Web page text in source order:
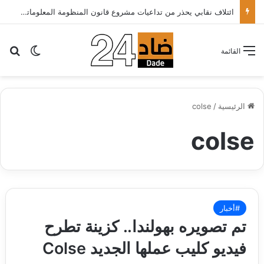
ائتلاف نقابي يحذر من تداعيات مشروع قانون المنظومة المعلوماتية الصحية ويدعو الحكومة إلى إعادة النظر فيه..
الوضع القائمة
الرئيسية /
colse
colse
#أخبار
تم تصويره بهولندا.. كزينة تطرح
فيديو كليب عملها الجديد Colse